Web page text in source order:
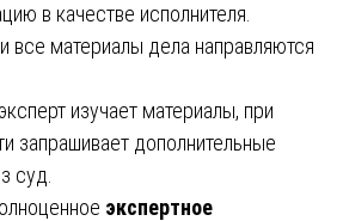
в качестве исполнителя.
все материалы дела направляются
изучает материалы, при
запрашивает дополнительные
суд.
экспертное